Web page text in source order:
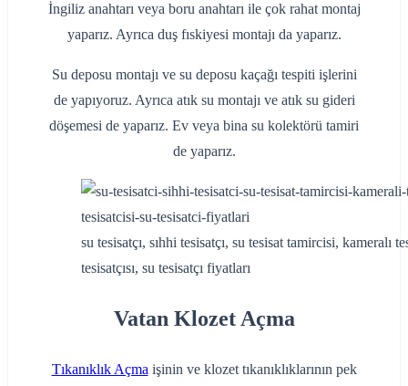
İngiliz anahtarı veya boru anahtarı ile çok rahat montaj
yaparız. Ayrıca duş fıskiyesi montajı da yaparız.
Su deposu montajı ve su deposu kaçağı tespiti işlerini
de yapıyoruz. Ayrıca atık su montajı ve atık su gideri
döşemesi de yaparız. Ev veya bina su kolektörü tamiri
de yaparız.
su tesisatçı, sıhhi tesisatçı, su tesisat tamircisi, kameralı
tesisatçısı, su tesisatçı fiyatları
Vatan Klozet Açma
Tıkanıklık Açma işinin ve klozet tıkanıklıklarının pek